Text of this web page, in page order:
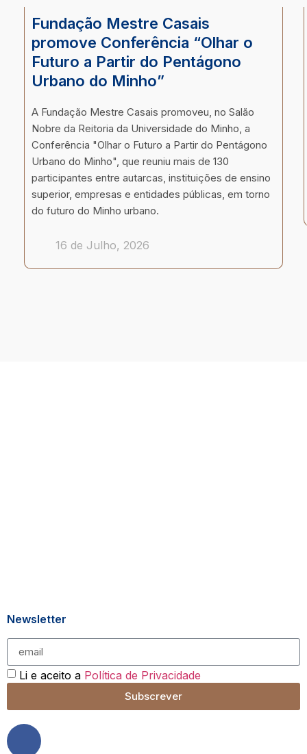
Fundação Mestre Casais
promove Conferência “Olhar o
Futuro a Partir do Pentágono
Urbano do Minho”
A Fundação Mestre Casais promoveu, no Salão
Nobre da Reitoria da Universidade do Minho, a
Conferência "Olhar o Futuro a Partir do Pentágono
Urbano do Minho", que reuniu mais de 130
participantes entre autarcas, instituições de ensino
superior, empresas e entidades públicas, em torno
do futuro do Minho urbano.
16 de Julho, 2026
Newsletter
Li e aceito a Política de Privacidade
Subscrever